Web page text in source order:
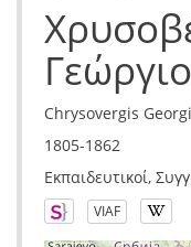
Chrysovergis
1805-1862
Εκπαιδευτικοί,
VIAF